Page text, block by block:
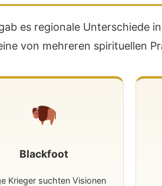
es regionale Unterschiede
von mehreren spirituellen
Blackfoot
Krieger suchten Visionen